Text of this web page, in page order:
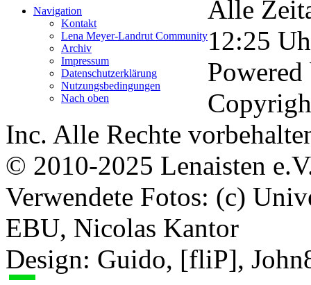
Navigation
Kontakt
Lena Meyer-Landrut Community
Archiv
Impressum
Datenschutzerklärung
Nutzungsbedingungen
Nach oben
Alle
12:25
Inc. Alle Rechte
© 2010-2025 Lenaisten
Verwendete Fotos: (c)
EBU, Nicolas Kantor
Design: Guido, [fliP],